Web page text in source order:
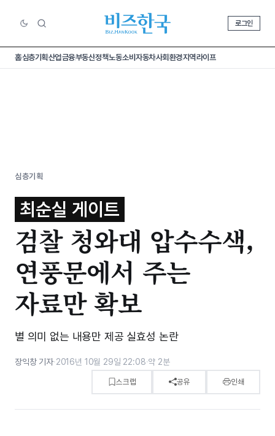
로그인
홈심층기획산업금융부동산정책노동소비 자동차사회환경지역라이프
심층기획
최순실 게이트
검찰 청와대 압수수색,
연풍문에서 주는
자료만 확보
별 의미 없는 내용만 제공 실효성 논란
장익창 기자·2016년 10월 29일 22:08·약 2분
스크랩 공유 인쇄